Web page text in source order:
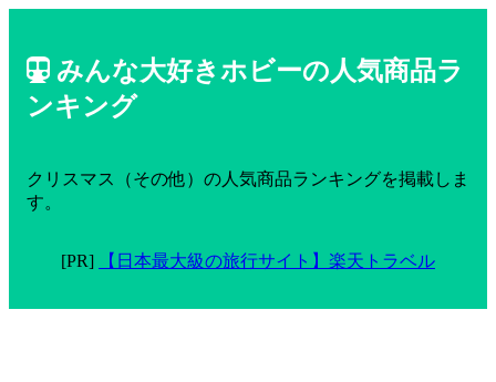
みんな大好きホビーの人気商品ラ
ンキング
クリスマス（その他）の人気商品ランキングを掲載しま
す。
[PR] 【日本最大級の旅行サイト】楽天トラベル